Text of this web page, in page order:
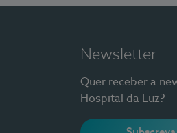
Newsletter
Quer receber a
Hospital da Luz?